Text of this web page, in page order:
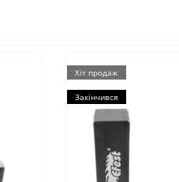
Хіт продаж
Закінчився